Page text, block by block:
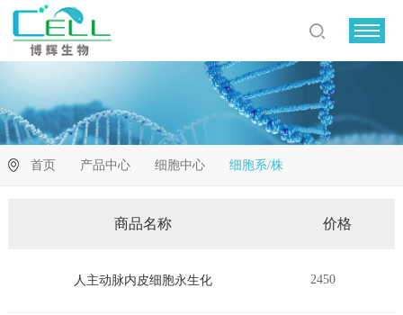
首页 产品中心 细胞中心 细胞系/株
商品名称 价格
人主动脉内皮细胞永生化 2450